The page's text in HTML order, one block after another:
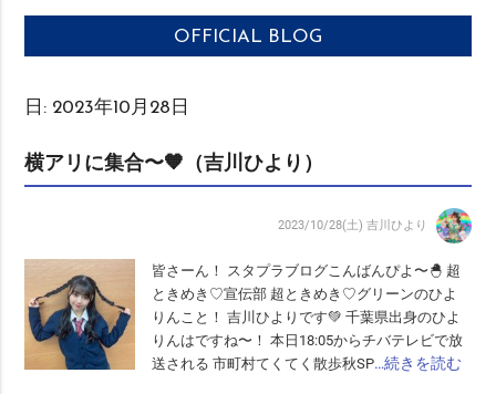
OFFICIAL BLOG
日: 2023年10月28日
横アリに集合〜🧡（吉川ひより）
2023/10/28(土) 吉川ひより
皆さーん！ スタプラブログこんばんぴよ〜🐣 超
ときめき♡宣伝部 超ときめき♡グリーンのひよ
りんこと！ 吉川ひよりです💚 千葉県出身のひよ
りんはですね〜！ 本日18:05からチバテレビで放
送される 市町村てくてく散歩秋SP…続きを読む